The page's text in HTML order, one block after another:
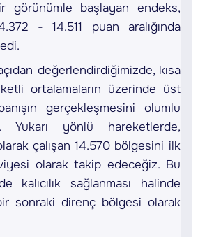
görünümle başlayan endeks,
- 14.511 puan aralığında
değerlendirdiğimizde, kısa
ortalamaların üzerinde üst
gerçekleşmesini olumlu
Yukarı yönlü hareketlerde,
çalışan 14.570 bölgesini ilk
olarak takip edeceğiz. Bu
kalıcılık sağlanması halinde
sonraki direnç bölgesi olarak